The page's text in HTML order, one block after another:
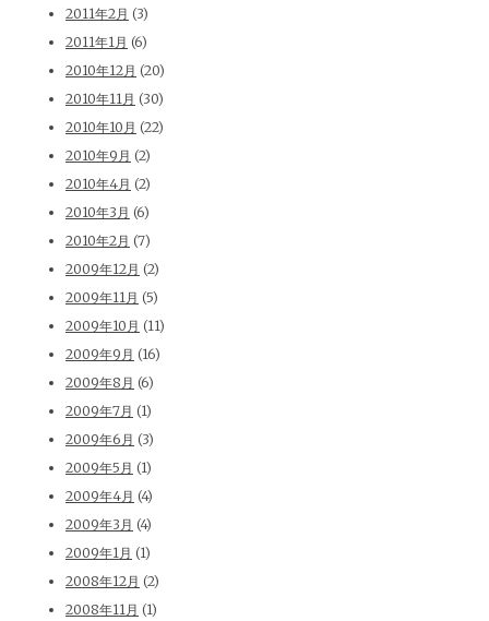
2011年2月 (3)
2011年1月 (6)
2010年12月 (20)
2010年11月 (30)
2010年10月 (22)
2010年9月 (2)
2010年4月 (2)
2010年3月 (6)
2010年2月 (7)
2009年12月 (2)
2009年11月 (5)
2009年10月 (11)
2009年9月 (16)
2009年8月 (6)
2009年7月 (1)
2009年6月 (3)
2009年5月 (1)
2009年4月 (4)
2009年3月 (4)
2009年1月 (1)
2008年12月 (2)
2008年11月 (1)